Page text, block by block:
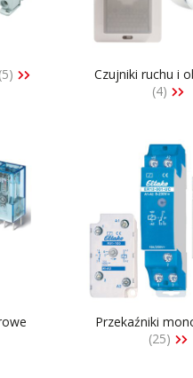
przemysłowych
sterowniczych
(5)
Czujniki ruchu i
(4)
Przekaźniki
(25)